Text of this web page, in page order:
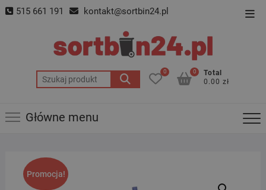
Skip 515 661 191 kontakt@sortbin24.pl
Szukaj:
0
Total
0.00 zł
0
Główne menu
Promocja!